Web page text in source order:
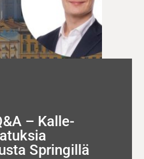
– Kalle-
Springillä